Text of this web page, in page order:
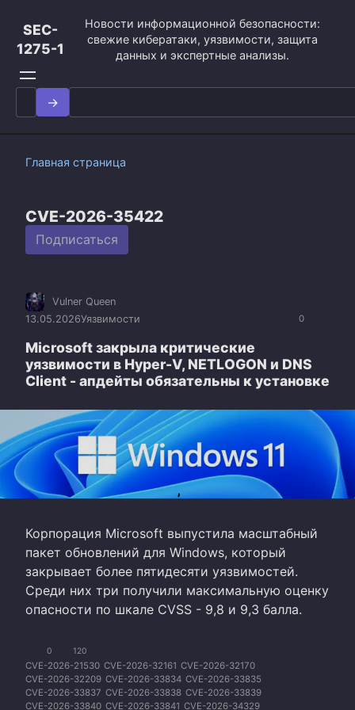
контенту
SEC-
1275-1
Новости информационной безопасности:
свежие кибератаки, уязвимости, защита
данных и экспертные анализы.
Search
for:
Главная страница
CVE-2026-35422
Подписаться
0
Vulner Queen
13.05.2026Уязвимости
Microsoft закрыла критические
уязвимости в Hyper-V, NETLOGON и DNS
Client - апдейты обязательны к установке
Корпорация Microsoft выпустила масштабный
пакет обновлений для Windows, который
закрывает более пятидесяти уязвимостей.
Среди них три получили максимальную оценку
опасности по шкале CVSS - 9,8 и 9,3 балла.
0 120
CVE-2026-21530 CVE-2026-32161 CVE-2026-32170
CVE-2026-32209 CVE-2026-33834 CVE-2026-33835
CVE-2026-33837 CVE-2026-33838 CVE-2026-33839
CVE-2026-33840 CVE-2026-33841 CVE-2026-34329